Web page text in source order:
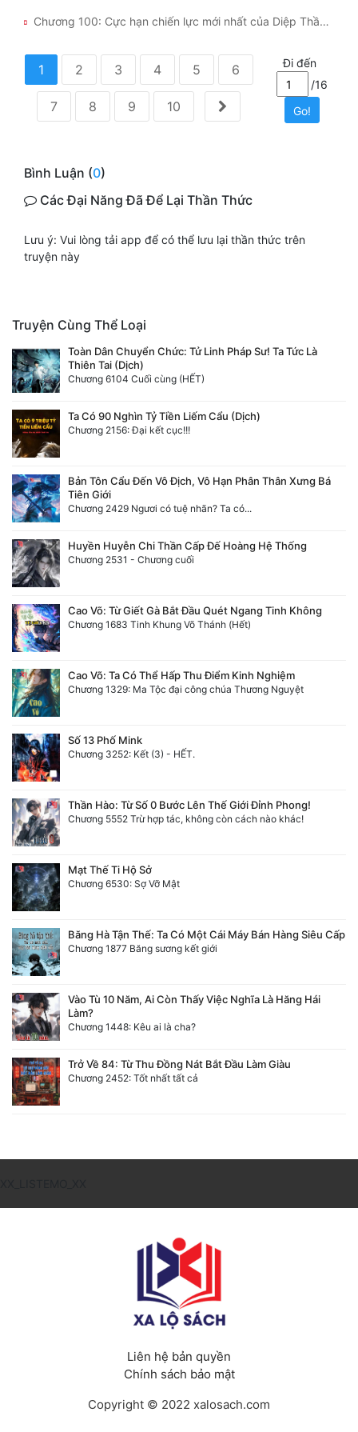
Chương 100: Cực hạn chiến lực mới nhất của Diệp Thần?
1 2 3 4 5 6
7 8 9 10
Đi đến
/16
Go!
Bình Luận (0)
Các Đại Năng Đã Để Lại Thần Thức
Lưu ý: Vui lòng tải app để có thể lưu lại thần thức trên
truyện này
Truyện Cùng Thể Loại
Toàn Dân Chuyển Chức: Tử Linh Pháp Sư! Ta Tức Là
Thiên Tai (Dịch)
Chương 6104 Cuối cùng (HẾT)
Ta Có 90 Nghìn Tỷ Tiền Liếm Cẩu (Dịch)
Chương 2156: Đại kết cục!!!
Bản Tôn Cẩu Đến Vô Địch, Vô Hạn Phân Thân Xưng Bá
Tiên Giới
Chương 2429 Ngươi có tuệ nhãn? Ta có...
Huyền Huyễn Chi Thần Cấp Đế Hoàng Hệ Thống
Chương 2531 - Chương cuối
Cao Võ: Từ Giết Gà Bắt Đầu Quét Ngang Tinh Không
Chương 1683 Tinh Khung Võ Thánh (Hết)
Cao Võ: Ta Có Thể Hấp Thu Điểm Kinh Nghiệm
Chương 1329: Ma Tộc đại công chúa Thương Nguyệt
Số 13 Phố Mink
Chương 3252: Kết (3) - HẾT.
Thần Hào: Từ Số 0 Bước Lên Thế Giới Đỉnh Phong!
Chương 5552 Trừ hợp tác, không còn cách nào khác!
Mạt Thế Ti Hộ Sở
Chương 6530: Sợ Vỡ Mật
Băng Hà Tận Thế: Ta Có Một Cái Máy Bán Hàng Siêu Cấp
Chương 1877 Băng sương kết giới
Vào Tù 10 Năm, Ai Còn Thấy Việc Nghĩa Là Hăng Hái
Làm?
Chương 1448: Kêu ai là cha?
Trở Về 84: Từ Thu Đồng Nát Bắt Đầu Làm Giàu
Chương 2452: Tốt nhất tất cả
Liên hệ bản quyền
Chính sách bảo mật
Copyright © 2022 xalosach.com